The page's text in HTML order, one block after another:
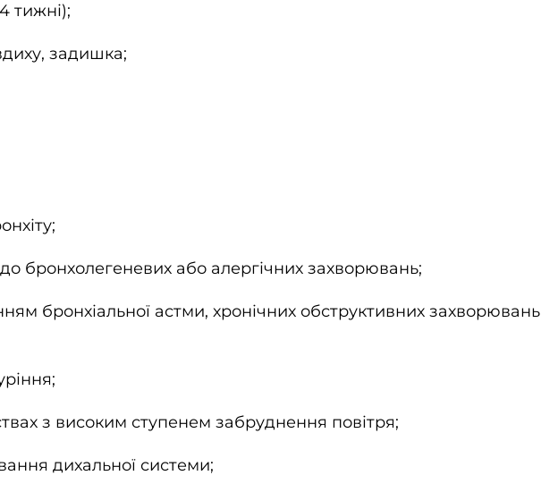
тижні);
задишка;
до бронхолегеневих або алергічних захворювань;
бронхіальної астми, хронічних обструктивних захворювань
з високим ступенем забруднення повітря;
дихальної системи;